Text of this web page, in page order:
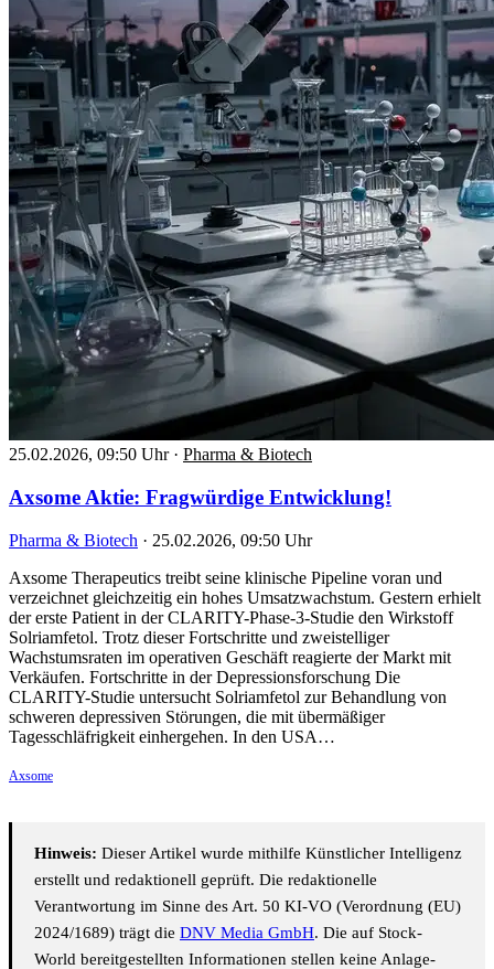
25.02.2026, 09:50 Uhr · Pharma & Biotech
Axsome Aktie: Fragwürdige Entwicklung!
Pharma & Biotech · 25.02.2026, 09:50 Uhr
Axsome Therapeutics treibt seine klinische Pipeline voran und
verzeichnet gleichzeitig ein hohes Umsatzwachstum. Gestern erhielt
der erste Patient in der CLARITY-Phase-3-Studie den Wirkstoff
Solriamfetol. Trotz dieser Fortschritte und zweistelliger
Wachstumsraten im operativen Geschäft reagierte der Markt mit
Verkäufen. Fortschritte in der Depressionsforschung Die
CLARITY-Studie untersucht Solriamfetol zur Behandlung von
schweren depressiven Störungen, die mit übermäßiger
Tagesschläfrigkeit einhergehen. In den USA…
Axsome
Hinweis: Dieser Artikel wurde mithilfe Künstlicher Intelligenz
erstellt und redaktionell geprüft. Die redaktionelle
Verantwortung im Sinne des Art. 50 KI-VO (Verordnung (EU)
2024/1689) trägt die DNV Media GmbH. Die auf Stock-
World bereitgestellten Informationen stellen keine Anlage-